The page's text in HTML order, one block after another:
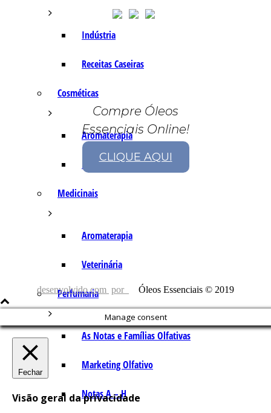
Indústria
Receitas Caseiras
Cosméticas
Aromaterapia
Fórmulas Caseiras
Medicinais
Aromaterapia
Veterinária
Perfumaria
As Notas e Famílias Olfativas
Marketing Olfativo
Notas A – H
Compre Óleos
Essenciais Online!
CLIQUE AQUI
desenvolvido com por Óleos Essenciais © 2019
Manage consent
Fechar
Visão geral da privacidade